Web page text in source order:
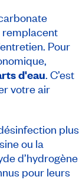
remplacent
Pour
d'eau. C’est
votre air
plus
ou la
d’hydrogène
pour leurs